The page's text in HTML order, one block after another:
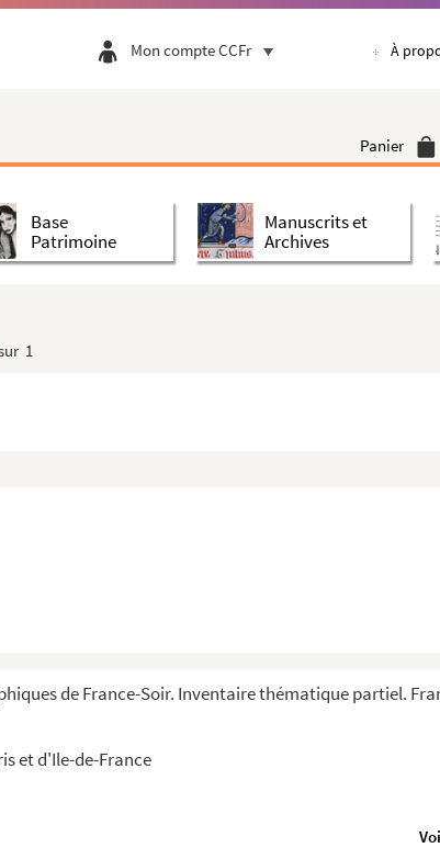
Mon compte CCFr À
Panier
Base
Patrimoine
Manuscrits et
Archives
1
de France-Soir. Inventaire thématique partiel.
et d'Ile-de-France